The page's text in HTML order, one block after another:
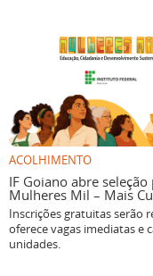
ACOLHIMENTO
IF Goiano abre
Mulheres Mil – Mais
Inscrições gratuitas serão
oferece vagas imediatas e
unidades.